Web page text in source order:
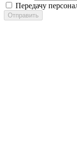
Передачу
Отправить